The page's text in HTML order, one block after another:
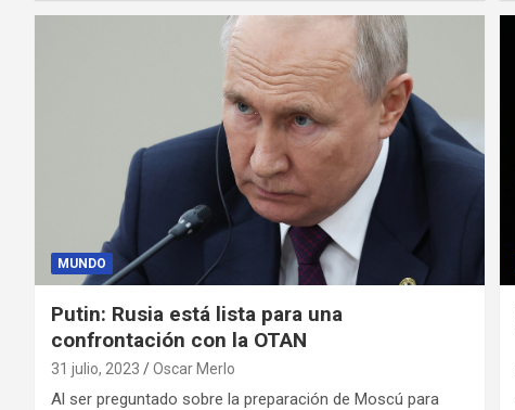
MUNDO
Putin: Rusia está lista para una
confrontación con la OTAN
31 julio, 2023 Oscar Merlo
Al ser preguntado sobre la preparación de Moscú para